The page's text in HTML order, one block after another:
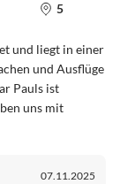
5
und liegt in einer
und Ausflüge
Pauls ist
uns mit
07.11.2025